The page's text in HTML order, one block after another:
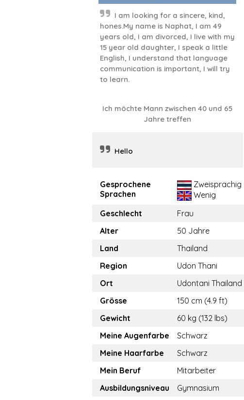
I am looking for a sincere, kind,
hones.My name is Naphat, I am 49
years old, I am divorced, I live with my
15 year old daughter, I speak a little
English, I understand that language
communication is important, I will try
to learn.
Ich möchte Mann zwischen 40 und 65
Jahre treffen
Hello
Gesprochene
Sprachen
Zweisprachig
Wenig
Geschlecht
Frau
Alter
50 Jahre
Land
Thailand
Region
Udon Thani
Ort
Udontani Thailand
Grösse
150 cm (4.9 ft)
Gewicht
60 kg (132 lbs)
Meine Augenfarbe
Schwarz
Meine Haarfarbe
Schwarz
Mein Beruf
Mitarbeiter
Ausbildungsniveau
Gymnasium